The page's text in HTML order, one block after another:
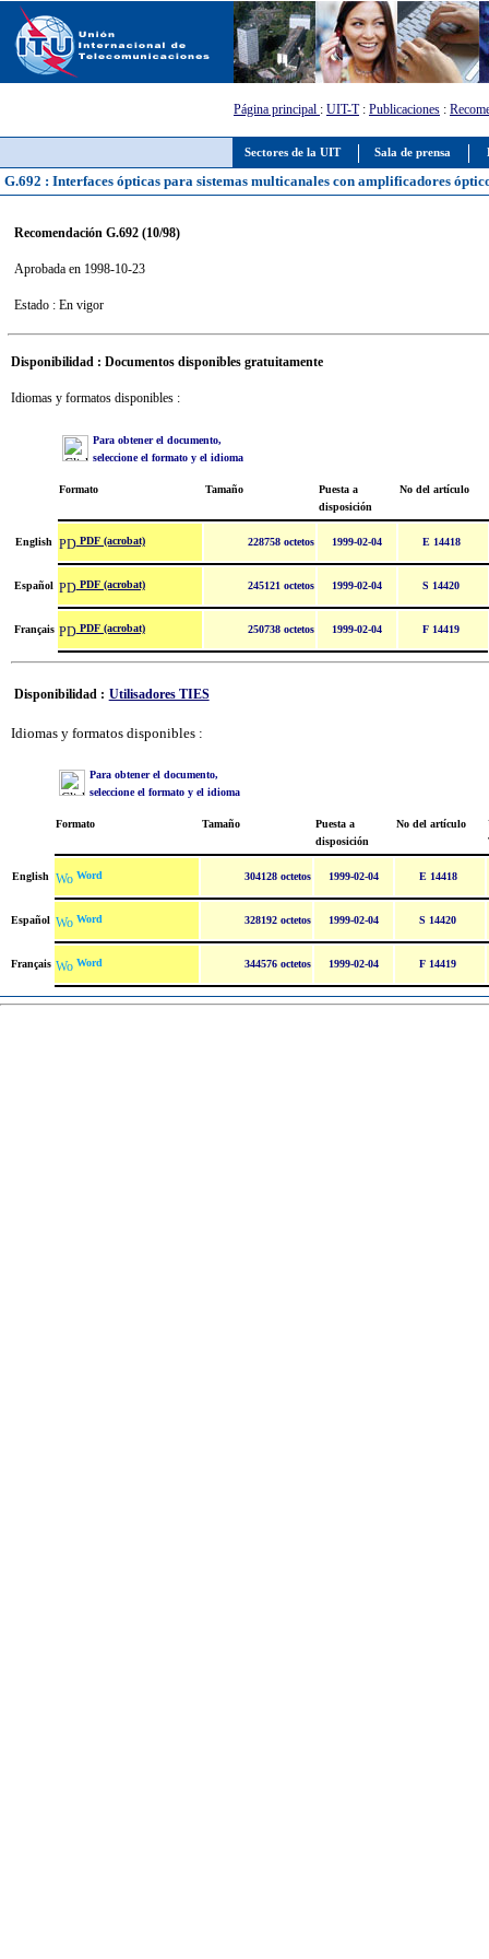
Sectores de la UIT Sala de prensa
Página principal : UIT-T: Publicaciones :
G.692 : Interfaces ópticas para sistemas multicanales con amplificadores
Recomendación G.692 (10/98)
Aprobada en 1998-10-23
Estado : En vigor
Disponibilidad : Documentos disponibles gratuitamente
Idiomas y formatos disponibles :
Para obtener el documento,
seleccione el formato y el idioma
Formato Tamaño
Puesta a
disposición
No del artículo
English PDF (acrobat) 228758 octetos 1999-02-04 E 14418
Español PDF (acrobat) 245121 octetos 1999-02-04 S 14420
Français PDF (acrobat) 250738 octetos 1999-02-04 F 14419
Disponibilidad : Utilisadores TIES
Idiomas y formatos disponibles :
Para obtener el documento,
seleccione el formato y el idioma
Formato Tamaño
Puesta a
disposición
No del artículo
English Word 304128 octetos 1999-02-04 E 14418
Español Word 328192 octetos 1999-02-04 S 14420
Français Word 344576 octetos 1999-02-04 F 14419